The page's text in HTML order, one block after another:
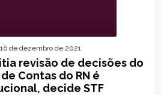
revisão de decisões do
Contas do RN é
decide STF
de dezembro de 2021